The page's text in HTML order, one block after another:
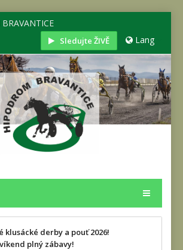
Sledujte ŽIVĚ Lang
klusácké derby a pouť 2026!
plný zábavy!